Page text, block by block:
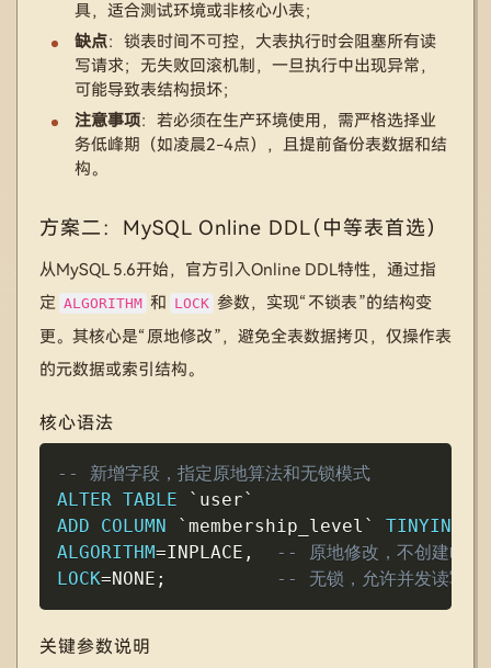
具，适合测试环境或非核心小表；
缺点：锁表时间不可控，大表执行时会阻塞所有读
写请求；无失败回滚机制，一旦执行中出现异常，
可能导致表结构损坏；
注意事项：若必须在生产环境使用，需严格选择业
务低峰期（如凌晨2-4点），且提前备份表数据和结
构。
方案二：MySQL Online DDL（中等表首选）
从MySQL 5.6开始，官方引入Online DDL特性，通过指
定 ALGORITHM 和 LOCK 参数，实现“不锁表”的结构变
更。其核心是“原地修改”，避免全表数据拷贝，仅操作表
的元数据或索引结构。
核心语法
-- 新增字段，指定原地算法和无锁模式
ALTER TABLE ` user`
ADD
COLUMN ` membership_level ` TINYINT
ALGORITHM=INPLACE ,
-- 原地修改，不创建临时
LOCK=NONE ; -- 无锁，允许并发读写
关键参数说明